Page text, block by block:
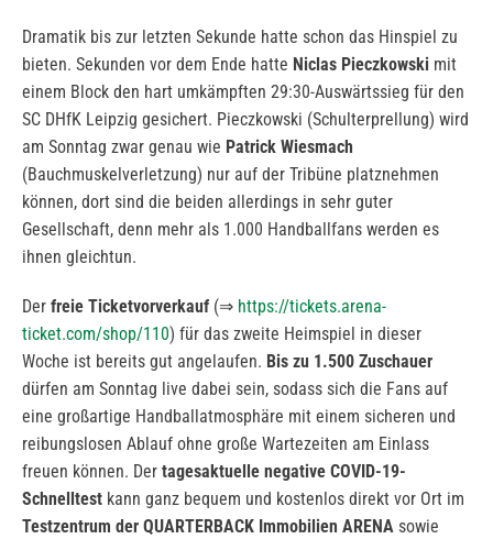
Dramatik bis zur letzten Sekunde hatte schon das Hinspiel zu
bieten. Sekunden vor dem Ende hatte Niclas Pieczkowski mit
einem Block den hart umkämpften 29:30-Auswärtssieg für den
SC DHfK Leipzig gesichert. Pieczkowski (Schulterprellung) wird
am Sonntag zwar genau wie Patrick Wiesmach
(Bauchmuskelverletzung) nur auf der Tribüne platznehmen
können, dort sind die beiden allerdings in sehr guter
Gesellschaft, denn mehr als 1.000 Handballfans werden es
ihnen gleichtun.
Der freie Ticketvorverkauf (⇒ https://tickets.arena-
ticket.com/shop/110) für das zweite Heimspiel in dieser
Woche ist bereits gut angelaufen. Bis zu 1.500 Zuschauer
dürfen am Sonntag live dabei sein, sodass sich die Fans auf
eine großartige Handballatmosphäre mit einem sicheren und
reibungslosen Ablauf ohne große Wartezeiten am Einlass
freuen können. Der tagesaktuelle negative COVID-19-
Schnelltest kann ganz bequem und kostenlos direkt vor Ort im
Testzentrum der QUARTERBACK Immobilien ARENA sowie